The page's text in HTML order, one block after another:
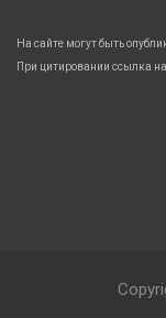
На сайте могут быть
При цитировании ссылка на